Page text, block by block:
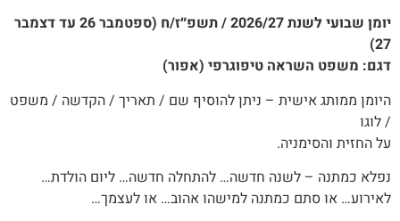
יומן שבועי לשנת 2026/27 / תשפ״ז/ח (ספטמבר 26 עד דצמבר
27)
דגם: משפט השראה טיפוגרפי (אפור)
היומן ממותג אישית – ניתן להוסיף שם / תאריך / הקדשה / משפט
/ לוגו
על החזית והסימניה.
נפלא כמתנה – לשנה חדשה… להתחלה חדשה… ליום הולדת…
לאירוע… או סתם כמתנה למישהו אהוב… או לעצמך…